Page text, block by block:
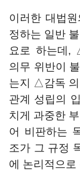
이러한 대법
정하는 일반
요로 하는데,
의무 위반이
는지 △감독 의
관계 성립의
치게 과중한
어 비판하는
조가 그 규정
에 논리적으